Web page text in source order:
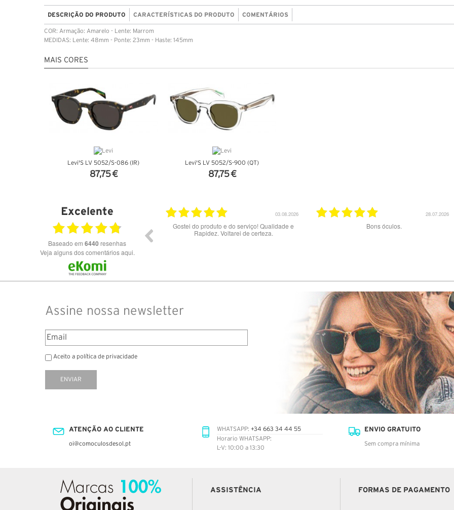
DESCRIÇÃO DO PRODUTO CARACTERÍSTICAS DO PRODUTO COMENTÁRIOS
COR: Armação: Amarelo - Lente: Marrom
MEDIDAS: Lente: 48mm - Ponte: 23mm - Haste: 145mm
MAIS CORES
Levi'S LV 5052/S-086 (IR)
87,75 €
Levi'S LV 5052/S-900 (QT)
87,75 €
Excelente
Baseado em 6440 resenhas
Veja alguns dos comentários aqui.
Bons óculos.
23.07.2026
Óculos de excelente qualidade aos melhores
preços
20.07.2026
Excelente serviço.
Assine nossa newsletter
Aceito a política de privacidade
ENVIAR
ATENÇÃO AO CLIENTE
oi@comoculosdesol.pt
WHATSAPP: +34 663 34 44 55
Horario WHATSAPP:
L-V: 10:00 a 13:30
ENVIO GRATUITO
Sem compra mínima
ASSISTÊNCIA FORMAS DE PAGAMENTO